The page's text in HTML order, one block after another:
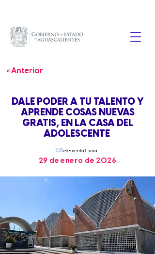
« Anterior
DALE PODER A TU TALENTO Y
APRENDE COSAS NUEVAS
GRATIS, EN LA CASA DEL
ADOLESCENTE
29 de enero de 2026